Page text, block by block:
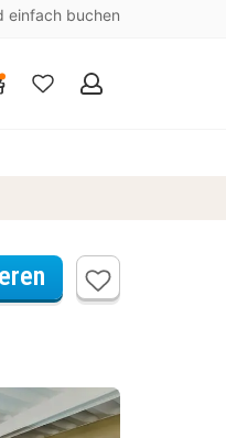
einfach buchen
Meine